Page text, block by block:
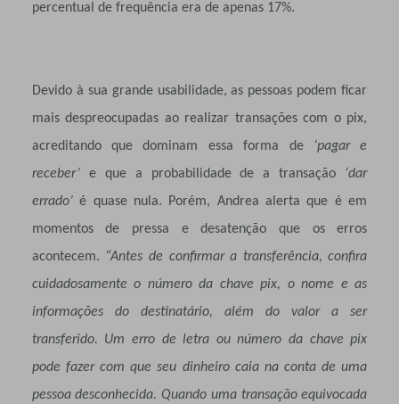
percentual de frequência era de apenas 17%.
Devido à sua grande usabilidade, as pessoas podem ficar
mais despreocupadas ao realizar transações com o pix,
acreditando que dominam essa forma de‘pagar e
receber’e que a probabilidade de a transação
‘dar
errado’é quase nula. Porém, Andrea alerta que é em
momentos de pressa e desatenção que os erros
acontecem. “Antes de confirmar a transferência, confira
cuidadosamente o número da chave pix, o nome e as
informações do destinatário​, além do valor a ser
transferido. Um erro de letra ou número da chave pix
pode fazer com que seu dinheiro caia na conta de uma
pessoa desconhecida. Quando uma transação equivocada